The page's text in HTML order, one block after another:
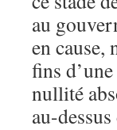
au
en cause,
fins
nullité
au-